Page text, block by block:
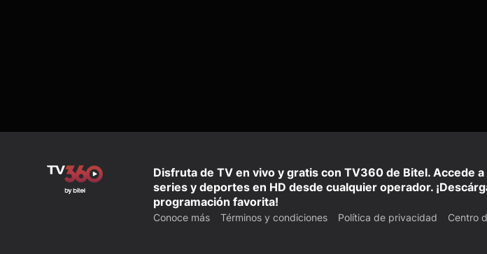
Disfruta de TV en vivo y gratis con TV360 de Bitel. Accede
series y deportes en HD desde cualquier operador.
programación favorita!
Conoce más Términos y condiciones Política de privacidad Centro